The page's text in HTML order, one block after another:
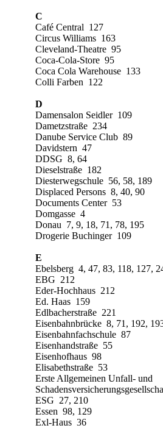
C
Café Central 127
Circus Williams 163
Cleveland-Theatre 95
Coca-Cola-Store 95
Coca Cola Warehouse 133
Colli Farben 122
D
Damensalon Seidler 109
Dametzstraße 234
Danube Service Club 89
Davidstern 47
DDSG 8, 64
Dieselstraße 182
Diesterwegschule 56, 58, 189
Displaced Persons 8, 40, 90
Documents Center 53
Domgasse 4
Donau 7, 9, 18, 71, 78, 195
Drogerie Buchinger 109
E
Ebelsberg 4, 47, 83, 118, 127,
EBG 212
Eder-Hochhaus 212
Ed. Haas 159
Edlbacherstraße 221
Eisenbahnbrücke 8, 71, 192,
Eisenbahnfachschule 87
Eisenhandstraße 55
Eisenhofhaus 98
Elisabethstraße 53
Erste Allgemeinen Unfall- und
ESG 27, 210
Essen 98, 129
Exl-Haus 36